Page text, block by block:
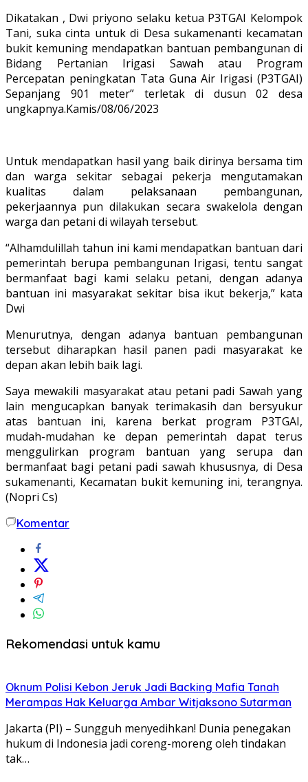
Dikatakan , Dwi priyono selaku ketua P3TGAI Kelompok
Tani, suka cinta untuk di Desa sukamenanti kecamatan
bukit kemuning mendapatkan bantuan pembangunan di
Bidang Pertanian Irigasi Sawah atau Program
Percepatan peningkatan Tata Guna Air Irigasi (P3TGAI)
Sepanjang 901 meter” terletak di dusun 02 desa
ungkapnya.Kamis/08/06/2023
Untuk mendapatkan hasil yang baik dirinya bersama tim
dan warga sekitar sebagai pekerja mengutamakan
kualitas dalam pelaksanaan pembangunan,
pekerjaannya pun dilakukan secara swakelola dengan
warga dan petani di wilayah tersebut.
“Alhamdulillah tahun ini kami mendapatkan bantuan dari
pemerintah berupa pembangunan Irigasi, tentu sangat
bermanfaat bagi kami selaku petani, dengan adanya
bantuan ini masyarakat sekitar bisa ikut bekerja,” kata
Dwi
Menurutnya, dengan adanya bantuan pembangunan
tersebut diharapkan hasil panen padi masyarakat ke
depan akan lebih baik lagi.
Saya mewakili masyarakat atau petani padi Sawah yang
lain mengucapkan banyak terimakasih dan bersyukur
atas bantuan ini, karena berkat program P3TGAI,
mudah-mudahan ke depan pemerintah dapat terus
menggulirkan program bantuan yang serupa dan
bermanfaat bagi petani padi sawah khususnya, di Desa
sukamenanti, Kecamatan bukit kemuning ini, terangnya.
(Nopri Cs)
Komentar
Rekomendasi untuk kamu
Oknum Polisi Kebon Jeruk Jadi Backing Mafia Tanah
Merampas Hak Keluarga Ambar Witjaksono Sutarman
Jakarta (PI) – Sungguh menyedihkan! Dunia penegakan
hukum di Indonesia jadi coreng-moreng oleh tindakan
tak…